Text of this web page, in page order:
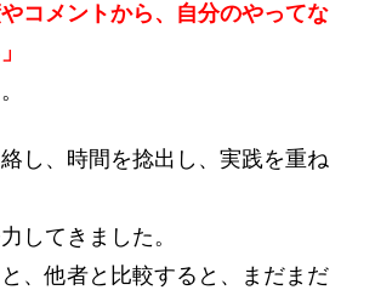
やコメントから、自分のやってな
し、時間を捻出し、実践を重ね
してきました。
、他者と比較すると、まだまだ